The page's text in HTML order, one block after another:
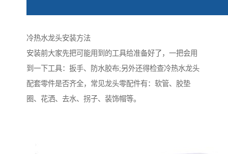
冷热水龙头安装方法
安装前大家先把可能用到的工具给准备好了，一把会用
到一下工具：扳手、防水胶布;另外还得检查冷热水龙头
配套零件是否齐全，常见龙头零配件有：软管、胶垫
圈、花洒、去水、拐子、装饰帽等。